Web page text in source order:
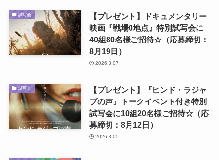
試写会
【プレゼント】ドキュメンタリー
映画『戦場0地点』特別試写会に
40組80名様ご招待☆（応募締切：
8月19日）
2026.8.07
試写会
【プレゼント】『ヒンド・ラジャ
ブの声』トークイベント付き特別
試写会に10組20名様ご招待☆（応
募締切：8月12日）
2026.8.05